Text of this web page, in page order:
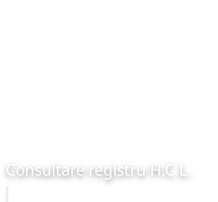
Consultare registru H.C.L.